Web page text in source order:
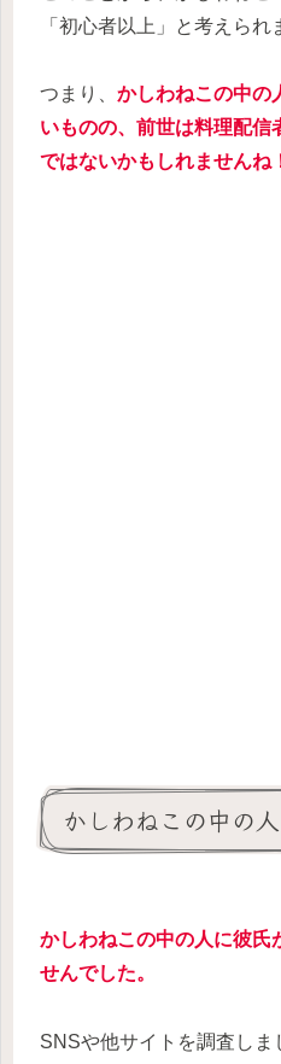
「初心者以上」と考えられ
つまり、 かしわねこの中の
いものの、前世は料理配信
ではないかもしれませんね
かしわねこの中の
かしわねこの中の人に彼氏
せんでした。
SNSや他サイトを調査しま